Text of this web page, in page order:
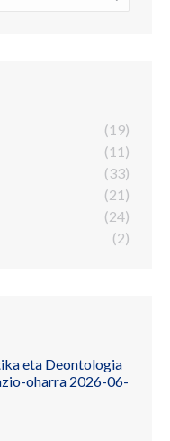
(19)
(11)
(33)
(21)
(24)
(2)
eta Deontologia
oharra 2026-06-